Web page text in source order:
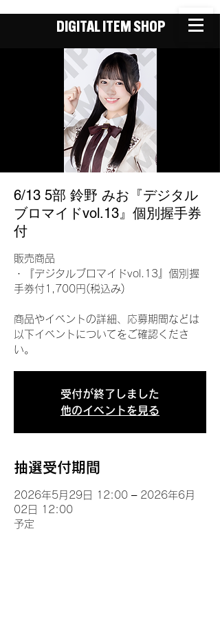
DIGITAL ITEM SHOP
6/13 5部 鈴野 みお『デジタル
ブロマイドvol.13』個別握手券
付
販売商品
・『デジタルブロマイドvol.13』個別握
手券付1,700円(税込み)
商品やイベントの詳細、応募期間などは
以下イベントについてをご確認くださ
い。
受付が終了しました
他のイベントを見る
抽選受付期間
2026年5月29日 12:00 – 2026年6月
02日 12:00
予定